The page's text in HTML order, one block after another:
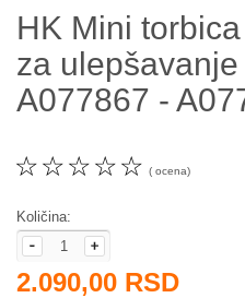
HK Mini
za
A077867 -
☆
☆
☆
☆
☆ ( ocena)
Količina:
2.090,00 RSD